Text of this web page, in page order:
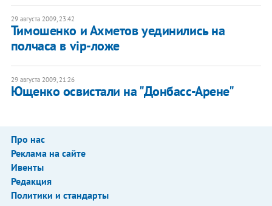
29 августа 2009, 23:42
Тимошенко и Ахметов уединились на
полчаса в vip-ложе
29 августа 2009, 21:26
Ющенко освистали на "Донбасс-Арене"
Про нас
Реклама на сайте
Ивенты
Редакция
Политики и стандарты